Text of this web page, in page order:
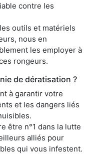
contre les
outils et matériels
nous en
les employer à
rongeurs.
de dératisation ?
à garantir votre
et les dangers liés
être n°1 dans la lutte
alliés pour
qui vous infestent.